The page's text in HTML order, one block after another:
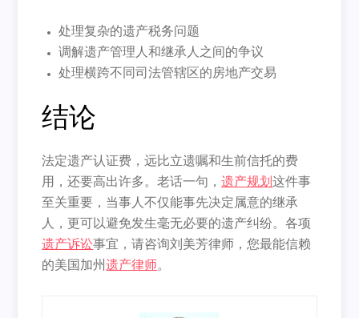
处理复杂的遗产税务问题
调解遗产管理人和继承人之间的争议
处理横跨不同司法管辖区的房地产交易
结论
法定遗产认证费，远比立遗嘱和生前信托的费
用，还要高出许多。老话一句，遗产规划这件事
至关重要， 当事人不仅能事先决定属意的继承
人， 更可以避免发生毫无必要的遗产纠纷。各项
遗产诉讼事宜，请咨询刘美芳律师，您最能信赖
的美国加州遗产律师。